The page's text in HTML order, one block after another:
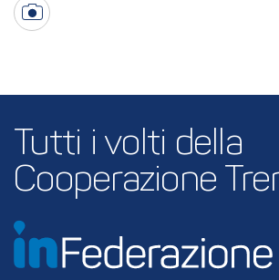
Tutti i volti della
Cooperazione